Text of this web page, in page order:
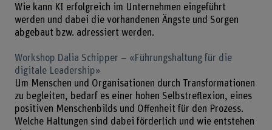
Wie kann KI erfolgreich im Unternehmen eingeführt
werden und dabei die vorhandenen Ängste und Sorgen
abgebaut bzw. adressiert werden.
Workshop Dalia Schipper – «Führungshaltung für die
digitale Leadership»
Um Menschen und Organisationen durch Transformationen
zu begleiten, bedarf es einer hohen Selbstreflexion, eines
positiven Menschenbilds und Offenheit für den Prozess.
Welche Haltungen sind dabei förderlich und wie entstehen